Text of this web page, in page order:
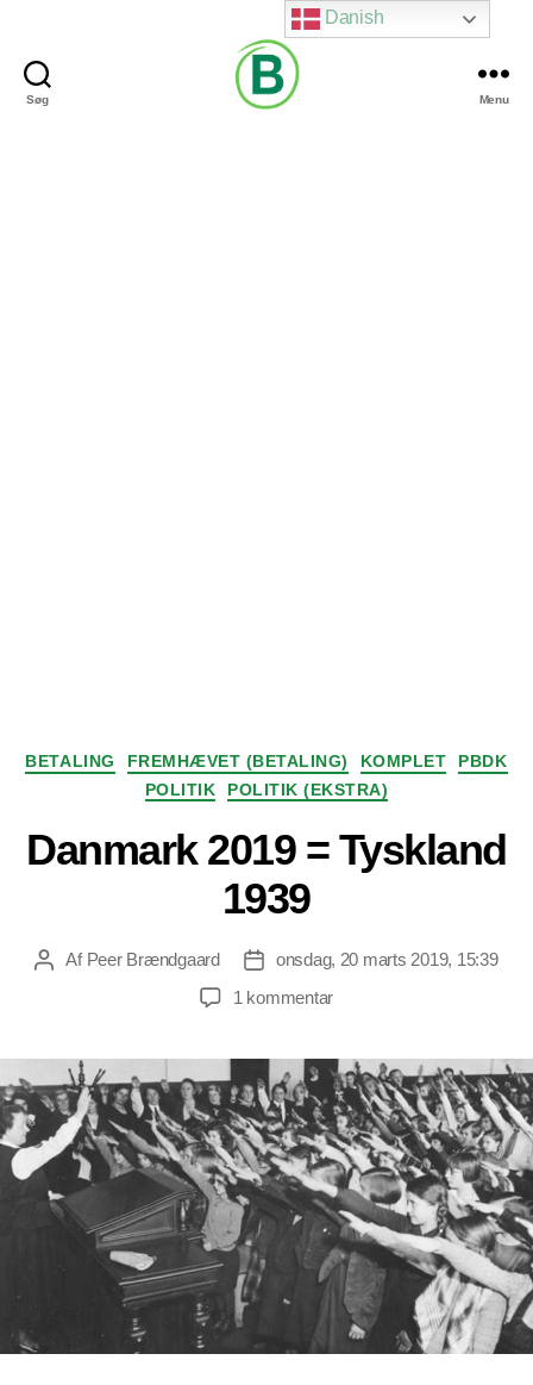
Søg Menu
Kategorier
BETALING FREMHÆVET (BETALING) KOMPLET
PBDK
POLITIK
POLITIK (EKSTRA)
Danmark 2019 = Tyskland
1939
Indlægsforfatter
Af Peer Brændgaard Indlægsdato
onsdag, 20 marts 2019, 15:39
1 kommentartil
=
Tyskland
1939
Danish